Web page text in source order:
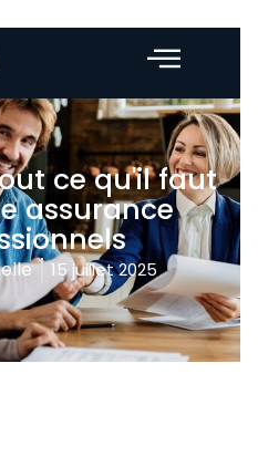
ce qu'il faut
assurance
15 juillet 2025